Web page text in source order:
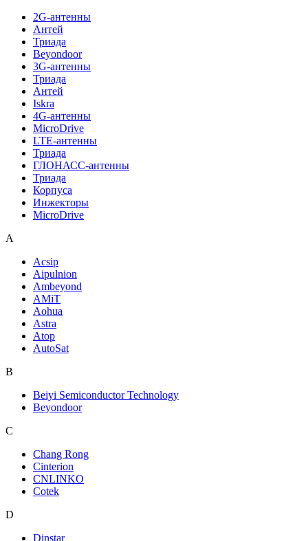
2G-антенны
Антей
Триада
Beyondoor
3G-антенны
Триада
Антей
Iskra
4G-антенны
MicroDrive
LTE-антенны
Триада
ГЛОНАСС-антенны
Триада
Корпуса
Инжекторы
MicroDrive
A
Acsip
Aipulnion
Ambeyond
AMiT
Aohua
Astra
Atop
AutoSat
B
Beiyi Semiconductor Technology
Beyondoor
C
Chang Rong
Cinterion
CNLINKO
Cotek
D
Dinstar